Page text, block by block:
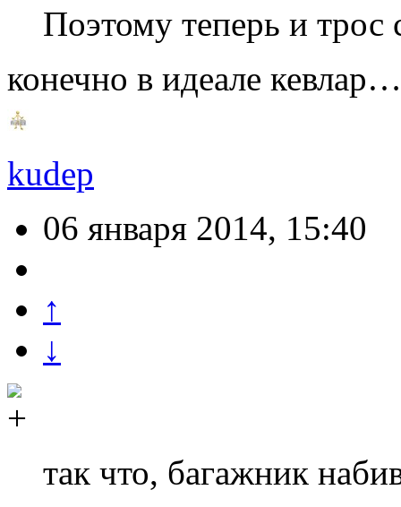
Поэтому теперь и
конечно в идеале кевлар…
kudep
06 января 2014, 15:40
↑
↓
так что, багажник